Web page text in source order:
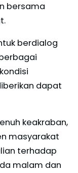
bersama
berdialog
dapat
keakraban,
masyarakat
terhadap
malam dan